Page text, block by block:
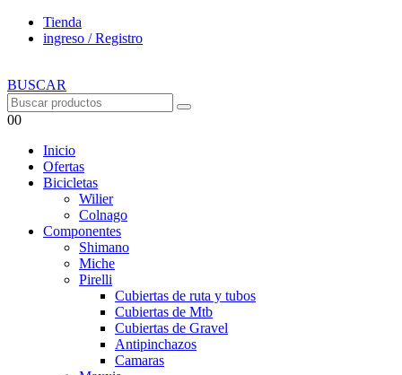
Tienda
ingreso / Registro
BUSCAR
00
Inicio
Ofertas
Bicicletas
Wilier
Colnago
Componentes
Shimano
Miche
Pirelli
Cubiertas de ruta y tubos
Cubiertas de Mtb
Cubiertas de Gravel
Antipinchazos
Camaras